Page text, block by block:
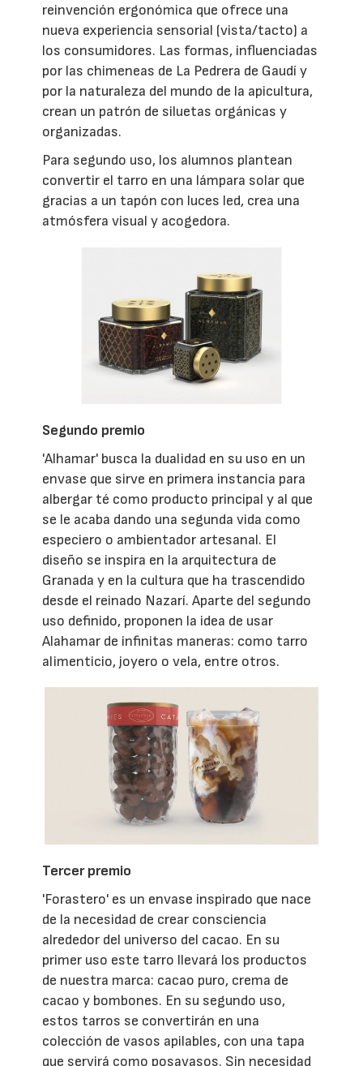
reinvención ergonómica que ofrece una
nueva experiencia sensorial (vista/tacto) a
los consumidores. Las formas, influenciadas
por las chimeneas de La Pedrera de Gaudí y
por la naturaleza del mundo de la apicultura,
crean un patrón de siluetas orgánicas y
organizadas.
Para segundo uso, los alumnos plantean
convertir el tarro en una lámpara solar que
gracias a un tapón con luces led, crea una
atmósfera visual y acogedora.
Segundo premio
'Alhamar' busca la dualidad en su uso en un
envase que sirve en primera instancia para
albergar té como producto principal y al que
se le acaba dando una segunda vida como
especiero o ambientador artesanal. El
diseño se inspira en la arquitectura de
Granada y en la cultura que ha trascendido
desde el reinado Nazarí. Aparte del segundo
uso definido, proponen la idea de usar
Alahamar de infinitas maneras: como tarro
alimenticio, joyero o vela, entre otros.
Tercer premio
'Forastero' es un envase inspirado que nace
de la necesidad de crear consciencia
alrededor del universo del cacao. En su
primer uso este tarro llevará los productos
de nuestra marca: cacao puro, crema de
cacao y bombones. En su segundo uso,
estos tarros se convertirán en una
colección de vasos apilables, con una tapa
que servirá como posavasos. Sin necesidad